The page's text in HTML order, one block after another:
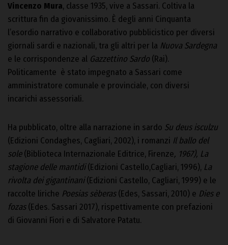
Vincenzo Mura, classe 1935, vive a Sassari. Coltiva la
scrittura fin da giovanissimo. È degli anni Cinquanta
l’esordio narrativo e collaborativo pubblicistico per diversi
giornali sardi e nazionali, tra gli altri per la Nuova Sardegna
e le corrispondenze al Gazzettino Sardo (Rai).
Politicamente è stato impegnato a Sassari come
amministratore comunale e provinciale, con diversi
incarichi assessoriali.
Ha pubblicato, oltre alla narrazione in sardo Su deus isculzu
(Edizioni Condaghes, Cagliari, 2002), i romanzi Il ballo del
sole(Biblioteca Internazionale Editrice, Firenze, 1967), La
stagione delle mantidi(Edizioni Castello,Cagliari, 1996), La
rivolta dei gigantinani(Edizioni Castello, Cagliari, 1999) e le
raccolte liriche Poesias sèberas(Edes, Sassari, 2010) e Dies e
fozas(Edes. Sassari 2017), rispettivamente con prefazioni
di Giovanni Fiori e di Salvatore Patatu.